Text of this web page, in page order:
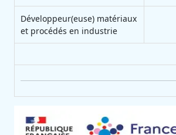
Développeur(euse) matériaux
et procédés en industrie